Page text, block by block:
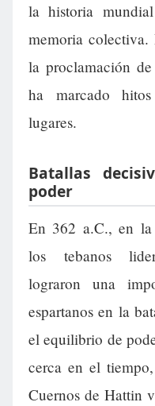
la historia
memoria colectiva.
la proclamación
ha marcado
lugares.
Batallas
poder
En 362 a.C., en la
los tebanos
lograron una
espartanos en la
el equilibrio de
cerca en el
Cuernos de Hattin